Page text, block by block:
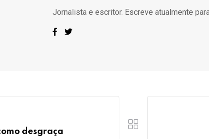
Jornalista e escritor. Escreve atualmente
desgraça